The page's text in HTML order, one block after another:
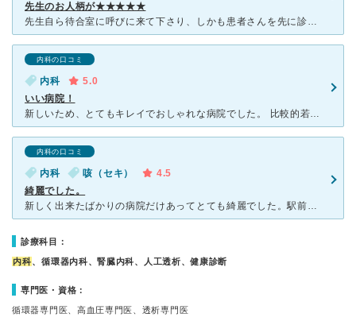
先生のお人柄が★★★★★
先生自ら待合室に呼びに来て下さり、しかも患者さんを先に診察室に入れてくれるような先生です。きちんと目を見て話を聞き、症状のみならず気持ちも汲んで下さいます。いつ診察してもらっても変わらず穏やかです。優
内科の口コミ
内科
5.0
いい病院！
新しいため、とてもキレイでおしゃれな病院でした。 比較的若い先生はとても優しく親切で、患者の目線にたって診察をしてくださりました。今まで通った病院の先生と比較しても、本当にいい先生でした。 保険外
内科の口コミ
内科 咳（セキ）
4.5
綺麗でした。
新しく出来たばかりの病院だけあってとても綺麗でした。駅前の大きい通りに面しているので、交通の弁もとてもいいですし、駐車場も近隣に沢山あるので車利用の方も便利かと。 先生もしっかりとお話を聞いてく
診療科目：
内科、循環器内科、腎臓内科、人工透析、健康診断
専門医・資格：
循環器専門医、高血圧専門医、透析専門医